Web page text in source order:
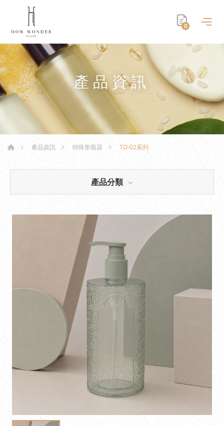
0
產品資訊
產品資訊 特殊形瓶器 TO-02系列
產品分類